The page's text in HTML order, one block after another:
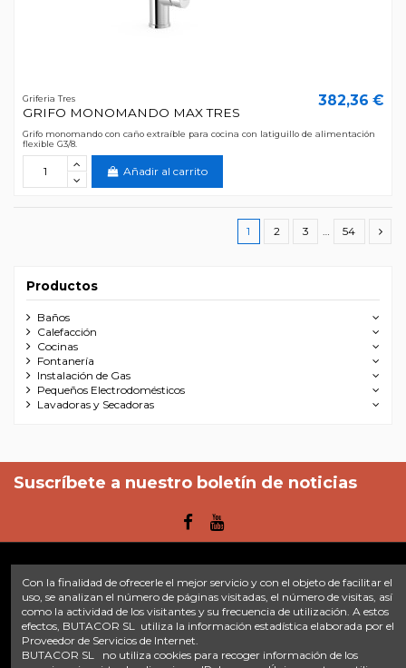
Griferia Tres
GRIFO MONOMANDO MAX TRES
382,36 €
Grifo monomando con caño extraíble para cocina con latiguillo de alimentación
flexible G3/8.
Añadir al carrito
1 2 3 … 54
Productos
Baños
Calefacción
Cocinas
Fontanería
Instalación de Gas
Pequeños Electrodomésticos
Lavadoras y Secadoras
Suscríbete a nuestro boletín de noticias
Enlaces
Inicio Sobre nosotros Contacte con nosotros
Aviso legal
Política de privacidad
Tratamiento de datos
Con la finalidad de ofrecerle el mejor servicio y con el objeto de facilitar el
uso, se analizan el número de páginas visitadas, el número de visitas, así
como la actividad de los visitantes y su frecuencia de utilización. A estos
efectos, BUTACOR SL utiliza la información estadística elaborada por el
Proveedor de Servicios de Internet.
BUTACOR SL no utiliza cookies para recoger información de los